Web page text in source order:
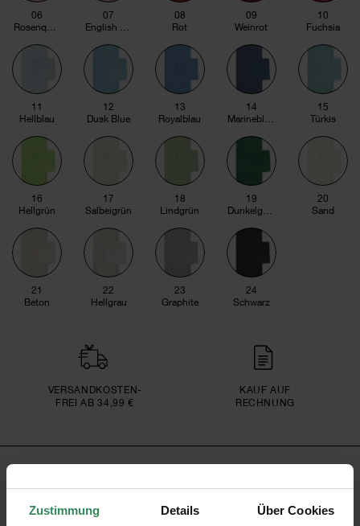
Zustimmung Details Über Cookies
06
07
08
Rot
09
Weinrot
10
Fuchsia
11
Hellblau
12
Dusk Blue
13
Royalblau
14
15
Türkis
16
Hellgrün
17
Salbeigrün
18
Lindgrün
19
20
Sand
21
Beton
22
Hellgrau
23
Graphite
24
Schwarz
VERSAND­KOSTEN­
FREI AB 34,99 €
KAUF AUF
RECHNUNG
Format
Quadratisch